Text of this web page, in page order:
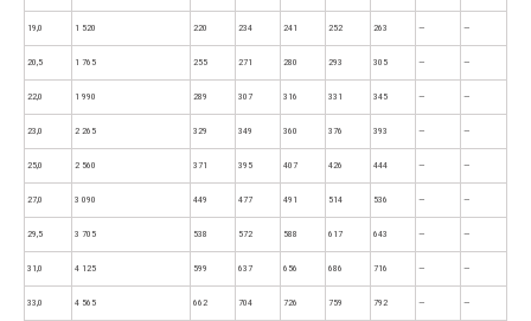
19,0 1 520 220 234 241 252 263 — —
20,5 1 765 255 271 280 293 305 — —
22,0 1 990 289 307 316 331 345 — —
23,0 2 265 329 349 360 376 393 — —
25,0 2 560 371 395 407 426 444 — —
27,0 3 090 449 477 491 514 536 — —
29,5 3 705 538 572 588 617 643 — —
31,0 4 125 599 637 656 686 716 — —
33,0 4 565 662 704 726 759 792 — —